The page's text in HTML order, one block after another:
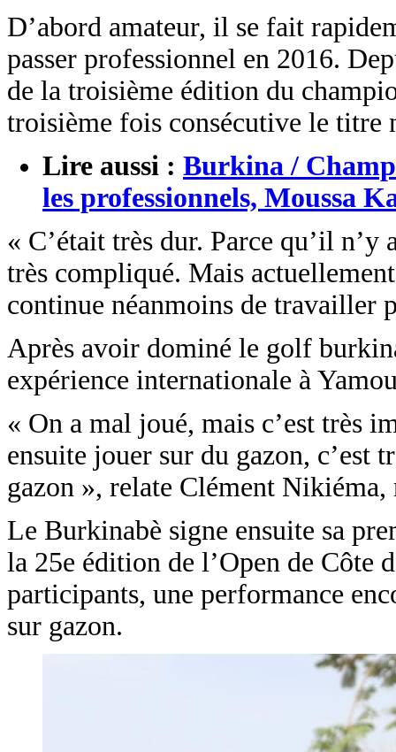
D’abord amateur, il se fait
passer professionnel en 2016.
de la troisième édition du
troisième fois consécutive le titre
Lire aussi : Burkina /
les professionnels, Moussa
« C’était très dur. Parce qu’il
très compliqué. Mais
continue néanmoins de travailler
Après avoir dominé le golf
expérience internationale à
« On a mal joué, mais c’est très
ensuite jouer sur du gazon, c’est
gazon », relate Clément
Le Burkinabè signe ensuite sa
la 25e édition de l’Open de Côte
participants, une performance
sur gazon.